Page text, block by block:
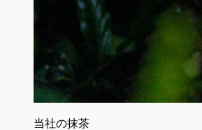
当社の抹茶